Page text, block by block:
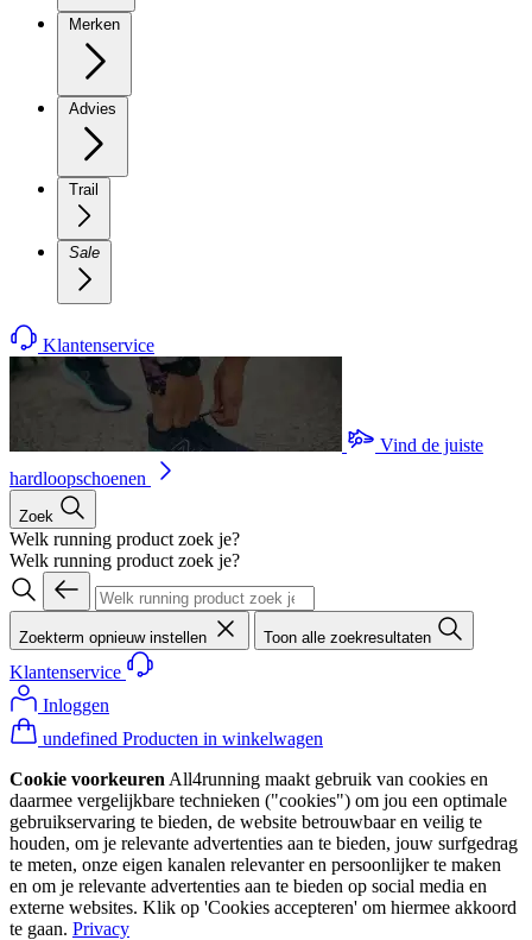
Merken
Advies
Trail
Sale
Klantenservice
Vind de juiste
hardloopschoenen
Zoek
Welk running product zoek je?
Welk running product zoek je?
Zoekterm opnieuw instellen Toon alle zoekresultaten
Klantenservice
Inloggen
undefined Producten in winkelwagen
Cookie voorkeuren All4running maakt gebruik van cookies en
daarmee vergelijkbare technieken ("cookies") om jou een optimale
gebruikservaring te bieden, de website betrouwbaar en veilig te
houden, om je relevante advertenties aan te bieden, jouw surfgedrag
te meten, onze eigen kanalen relevanter en persoonlijker te maken
en om je relevante advertenties aan te bieden op social media en
externe websites. Klik op 'Cookies accepteren' om hiermee akkoord
te gaan. Privacy